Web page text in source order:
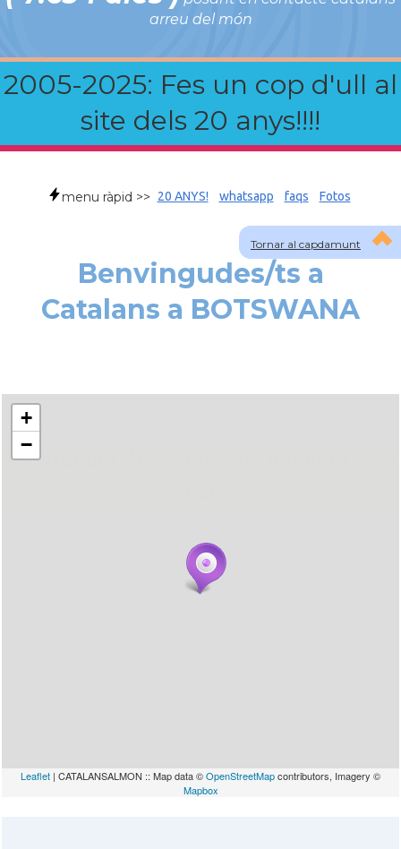
arreu del món
2005-2025: Fes un cop d'ull al
site dels 20 anys!!!!
Tornar al capdamunt
menu ràpid >> 20 ANYS! whatsapp faqs Fotos
Benvingudes/ts a
Catalans a BOTSWANA
... carregant 484 webs... un moment si us
+
−
Leaflet | CATALANSALMON :: Map data ©OpenStreetMapcontributors, Imagery ©
Mapbox